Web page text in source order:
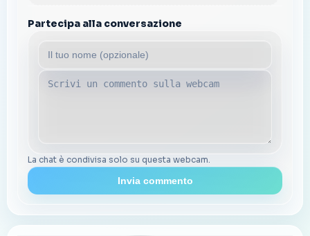
Partecipa alla conversazione
La chat è condivisa solo su questa webcam.
Invia commento